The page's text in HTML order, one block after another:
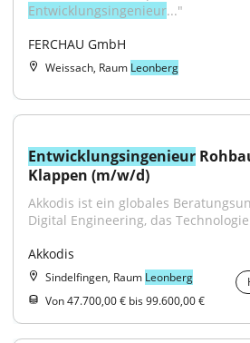
Entwicklungsingenieur..."
FERCHAU GmbH
Weissach, Raum Leonberg
Entwicklungsingenieur
Klappen (m/w/d)
Akkodis ist ein globales
Digital Engineering, das
Akkodis
Sindelfingen, Raum Leonberg
Von 47.700,00 € bis 99.600,00 €